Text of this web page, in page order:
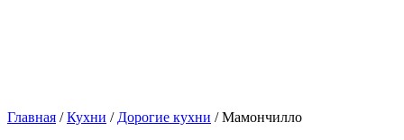
Главная /Кухни / Дорогие кухни / Мамончилло